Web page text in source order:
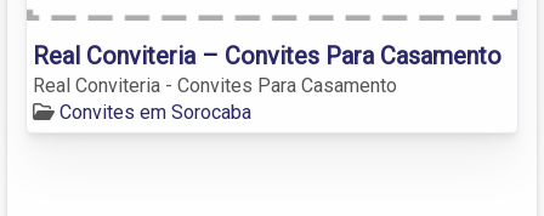
Real Conviteria – Convites Para Casamento
Real Conviteria - Convites Para Casamento
Convites em Sorocaba